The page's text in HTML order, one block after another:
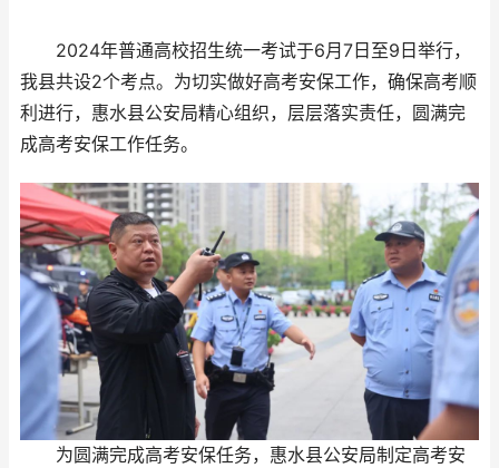
2024年普通高校招生统一考试于6月7日至9日举行，
我县共设2个考点。为切实做好高考安保工作，确保高考顺
利进行，惠水县公安局精心组织，层层落实责任，圆满完
成高考安保工作任务。
为圆满完成高考安保任务，惠水县公安局制定高考安